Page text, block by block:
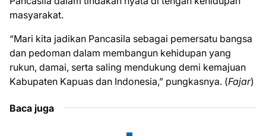
masyarakat.
“Mari kita jadikan Pancasila sebagai pemersatu bangsa
dan pedoman dalam membangun kehidupan yang
rukun, damai, serta saling mendukung demi kemajuan
Kabupaten Kapuas dan Indonesia,” pungkasnya. (Fajar)
Baca juga